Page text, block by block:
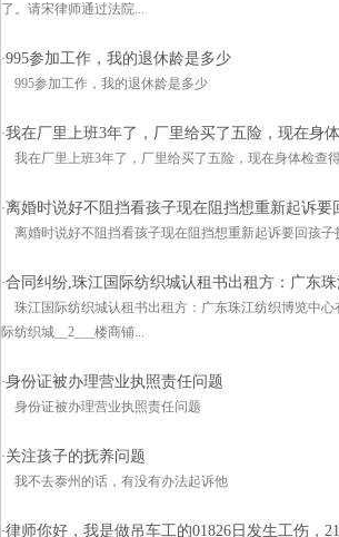
了。请宋律师通过法院...
·995参加工作，我的退休龄是多少
995参加工作，我的退休龄是多少
·我在厂里上班3年了，厂里给买了五险，现在身
我在厂里上班3年了，厂里给买了五险，现在身体检查
·离婚时说好不阻挡看孩子现在阻挡想重新起诉要
离婚时说好不阻挡看孩子现在阻挡想重新起诉要回孩子
·合同纠纷,珠江国际纺织城认租书出租方：广东
珠江国际纺织城认租书出租方：广东珠江纺织博览中
际纺织城__2___楼商铺...
·身份证被办理营业执照责任问题
身份证被办理营业执照责任问题
·关注孩子的抚养问题
我不去泰州的话，有没有办法起诉他
·律师你好，我是做吊车工的01826日发生工伤，